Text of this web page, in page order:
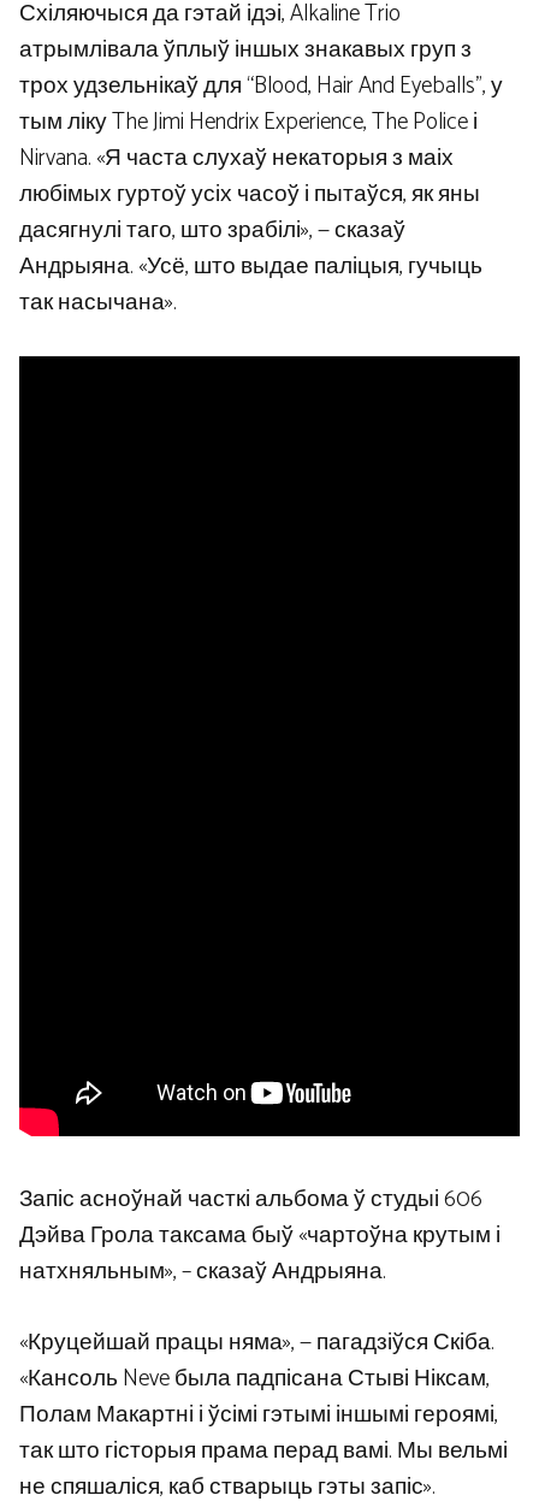
Схіляючыся да гэтай ідэі, Alkaline Trio
атрымлівала ўплыў іншых знакавых груп з
трох удзельнікаў для “Blood, Hair And Eyeballs”, у
тым ліку The Jimi Hendrix Experience, The Police і
Nirvana. «Я часта слухаў некаторыя з маіх
любімых гуртоў усіх часоў і пытаўся, як яны
дасягнулі таго, што зрабілі», — сказаў
Андрыяна. «Усё, што выдае паліцыя, гучыць
так насычана».
Запіс асноўнай часткі альбома ў студыі 606
Дэйва Грола таксама быў «чартоўна крутым і
натхняльным», – сказаў Андрыяна.
«Круцейшай працы няма», — пагадзіўся Скіба.
«Кансоль Neve была падпісана Стыві Ніксам,
Полам Макартні і ўсімі гэтымі іншымі героямі,
так што гісторыя прама перад вамі. Мы вельмі
не спяшаліся, каб стварыць гэты запіс».